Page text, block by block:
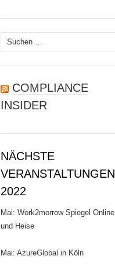
Suchen
nach:
COMPLIANCE
INSIDER
NÄCHSTE
VERANSTALTUNGEN
2022
Mai: Work2morrow Spiegel Online
und Heise
Mai: AzureGlobal in Köln